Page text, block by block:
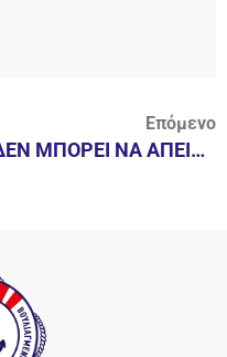
Επόμενο
«ΔΕΝ ΜΠΟΡΕΙ ΝΑ ΑΠΕΙΛΗΘΕΙ»